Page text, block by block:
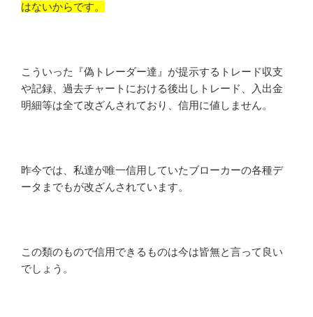
はないからです。
こういった『偽トレーダー達』が提示するトレード収支
や記録、過去チャートにおける後出しトレード、入出金
明細等は全て改ざんされており、信用に値しません。
昨今では、私達が唯一信用していたブローカーの各種デ
ータまでもが改ざんされています。
この類のもので信用できるものは今は皆無と言って良い
でしょう。